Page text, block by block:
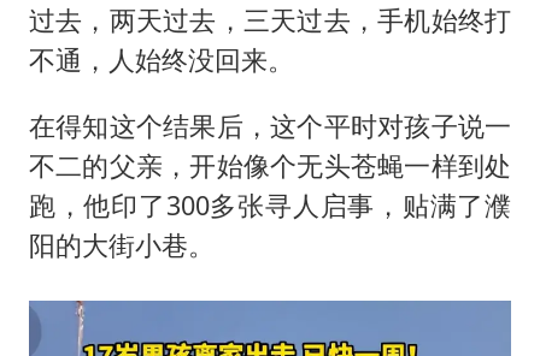
过去，两天过去，三天过去，手机始终打
不通，人始终没回来。
在得知这个结果后，这个平时对孩子说一
不二的父亲，开始像个无头苍蝇一样到处
跑，他印了300多张寻人启事，贴满了濮
阳的大街小巷。